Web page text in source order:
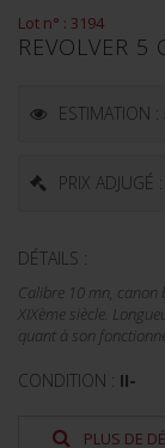
Lot n° : 3194
REVOLVER 5
ESTIMATION :
PRIX ADJUGÉ :
DÉTAILS :
Calibre 10 mn, canon
XIXème siècle.
quant à son
CONDITION : II-
PLUS DE